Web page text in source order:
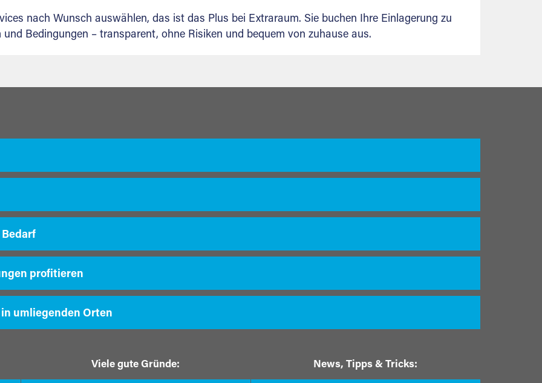
nach Wunsch auswählen, das ist das Plus bei Extraraum. Sie buchen Ihre Einlagerung zu
und Bedingungen – transparent, ohne Risiken und bequem von zuhause aus.
Bedarf
profitieren
umliegenden Orten
Viele gute Gründe: News, Tipps & Tricks: